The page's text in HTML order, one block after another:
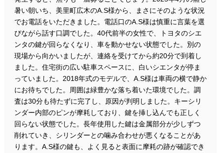
暑い朝いち、美里町広木のA.S様から、まさにそのような状況
でお電話をいただきました。電話口のA.S様は慎重に言葉を選
びながら話す口調でした。40代前半の女性で、トヨタのシエ
ンタの鍵が回らなくなり、車を動かせない状態でした。別の
現場から向かいましたが、連絡を受けてから約20分で到着し
ました。住宅街の広い駐車スペースに、白いシエンタが停ま
っていました。2018年式のモデルで、A.S様は車両の横で静か
にお待ちでした。周囲は緑豊かな落ち着いた環境でした。調
査は30分も待たずに完了し、原因が判明しました。キーシリ
ンダー内部のピンが摩耗しており、鍵を挿し込んでも正しく
回らない状態でした。長年使用した鍵は金属部分が少しずつ
削れていき、シリンダーとの噛み合わせが悪くなることがあ
ります。A.S様の鍵も、よく見ると表面に摩耗の跡が確認でき